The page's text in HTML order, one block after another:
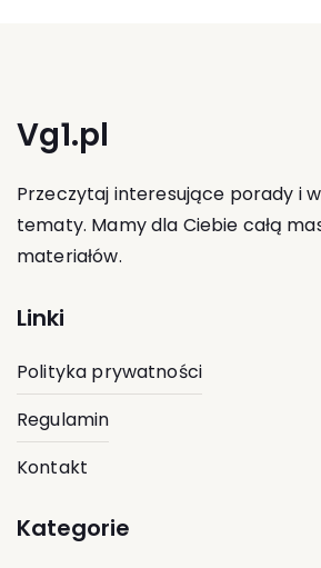
Vg1.pl
Przeczytaj interesujące porady i
tematy. Mamy dla Ciebie całą
materiałów.
Linki
Polityka prywatności
Regulamin
Kontakt
Kategorie